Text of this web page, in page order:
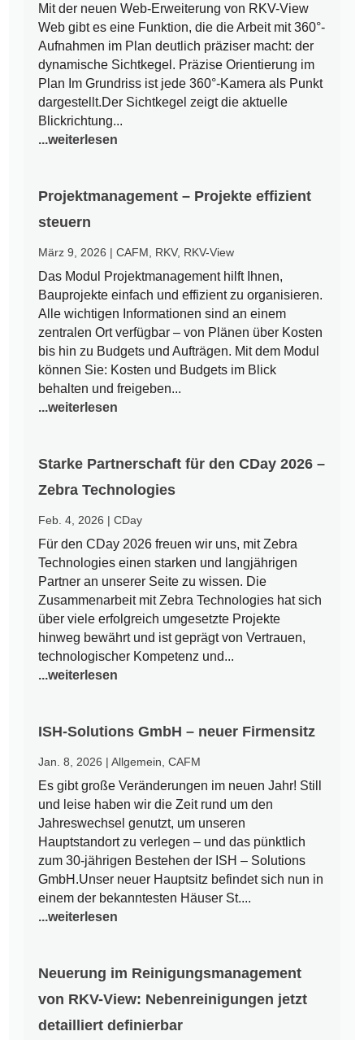
Mit der neuen Web-Erweiterung von RKV-View
Web gibt es eine Funktion, die die Arbeit mit 360°-
Aufnahmen im Plan deutlich präziser macht: der
dynamische Sichtkegel. Präzise Orientierung im
Plan Im Grundriss ist jede 360°-Kamera als Punkt
dargestellt.Der Sichtkegel zeigt die aktuelle
Blickrichtung...
...weiterlesen
Projektmanagement – Projekte effizient
steuern
März 9, 2026 |CAFM RKV, RKV-View
Das Modul Projektmanagement hilft Ihnen,
Bauprojekte einfach und effizient zu organisieren.
Alle wichtigen Informationen sind an einem
zentralen Ort verfügbar – von Plänen über Kosten
bis hin zu Budgets und Aufträgen. Mit dem Modul
können Sie: Kosten und Budgets im Blick
behalten und freigeben...
...weiterlesen
Starke Partnerschaft für den CDay 2026 –
Zebra Technologies
Feb. 4, 2026 |CDay
Für den CDay 2026 freuen wir uns, mit Zebra
Technologies einen starken und langjährigen
Partner an unserer Seite zu wissen. Die
Zusammenarbeit mit Zebra Technologies hat sich
über viele erfolgreich umgesetzte Projekte
hinweg bewährt und ist geprägt von Vertrauen,
technologischer Kompetenz und...
...weiterlesen
ISH-Solutions GmbH – neuer Firmensitz
Jan. 8, 2026 |Allgemein ,CAFM
Es gibt große Veränderungen im neuen Jahr! Still
und leise haben wir die Zeit rund um den
Jahreswechsel genutzt, um unseren
Hauptstandort zu verlegen – und das pünktlich
zum 30-jährigen Bestehen der ISH – Solutions
GmbH.Unser neuer Hauptsitz befindet sich nun in
einem der bekanntesten Häuser St....
...weiterlesen
Neuerung im Reinigungsmanagement
von RKV-View: Nebenreinigungen jetzt
detailliert definierbar